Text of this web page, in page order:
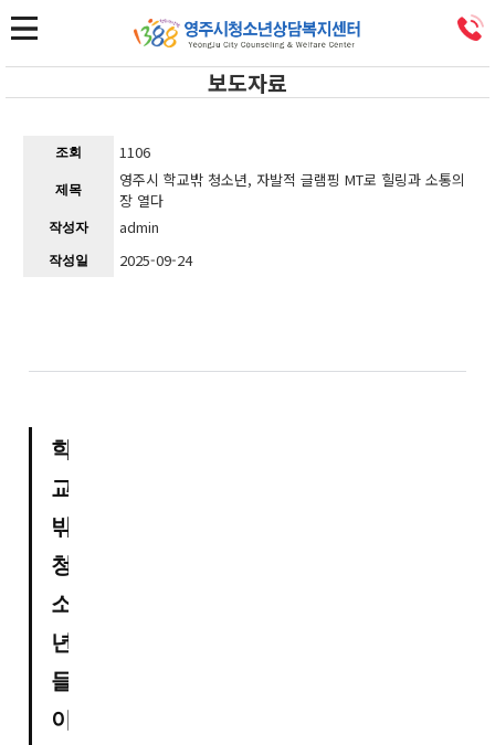
보도자료
조회 1106
제목
영주시 학교밖 청소년, 자발적 글램핑 MT로 힐링과 소통의
장 열다
작성자 admin
작성일 2025-09-24
학
교
밖
청
소
년
들
이